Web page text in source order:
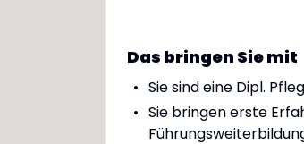
Das bringen Sie mit
Sie sind eine Dipl.
Sie bringen erste